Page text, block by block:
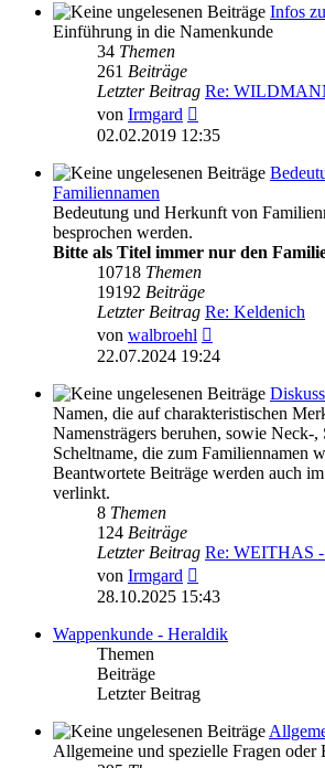
Infos
Einführung in die Namenkunde
34 Themen
261 Beiträge
Letzter Beitrag Re:
von Irmgard
Beitrag
02.02.2019 12:35
Familiennamen
Bedeutung und Herkunft von
besprochen werden.
Bitte als Titel immer nur den
10718 Themen
19192 Beiträge
Letzter Beitrag Re: Keldenich
von walbroehl
Beitrag
22.07.2024 19:24
Namen, die auf charakteristischen
Namensträgers beruhen, sowie Neck-,
Scheltname, die zum Familiennamen
Beantwortete Beiträge werden auch
verlinkt.
8 Themen
124 Beiträge
Letzter Beitrag Re: WEITHAS
von Irmgard
Beitrag
28.10.2025 15:43
Wappenkunde - Heraldik
Themen
Beiträge
Letzter Beitrag
Allgemeine und spezielle Fragen